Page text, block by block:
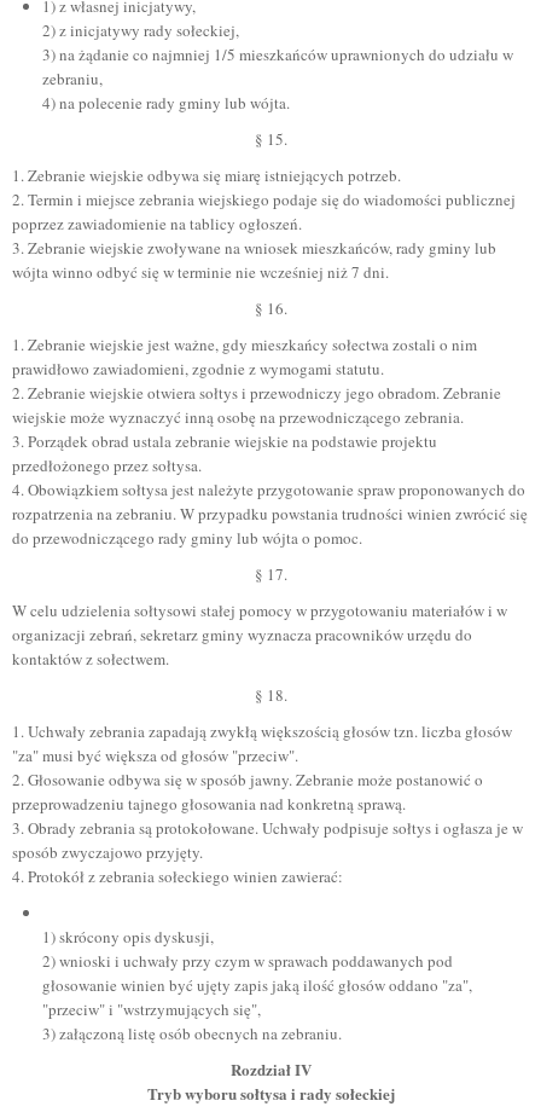
1) z własnej inicjatywy,
2) z inicjatywy rady sołeckiej,
3) na żądanie co najmniej 1/5 mieszkańców uprawnionych do udziału w
zebraniu,
4) na polecenie rady gminy lub wójta.
§ 15.
1. Zebranie wiejskie odbywa się miarę istniejących potrzeb.
2. Termin i miejsce zebrania wiejskiego podaje się do wiadomości publicznej
poprzez zawiadomienie na tablicy ogłoszeń.
3. Zebranie wiejskie zwoływane na wniosek mieszkańców, rady gminy lub
wójta winno odbyć się w terminie nie wcześniej niż 7 dni.
§ 16.
1. Zebranie wiejskie jest ważne, gdy mieszkańcy sołectwa zostali o nim
prawidłowo zawiadomieni, zgodnie z wymogami statutu.
2. Zebranie wiejskie otwiera sołtys i przewodniczy jego obradom. Zebranie
wiejskie może wyznaczyć inną osobę na przewodniczącego zebrania.
3. Porządek obrad ustala zebranie wiejskie na podstawie projektu
przedłożonego przez sołtysa.
4. Obowiązkiem sołtysa jest należyte przygotowanie spraw proponowanych do
rozpatrzenia na zebraniu. W przypadku powstania trudności winien zwrócić się
do przewodniczącego rady gminy lub wójta o pomoc.
§ 17.
W celu udzielenia sołtysowi stałej pomocy w przygotowaniu materiałów i w
organizacji zebrań, sekretarz gminy wyznacza pracowników urzędu do
kontaktów z sołectwem.
§ 18.
1. Uchwały zebrania zapadają zwykłą większością głosów tzn. liczba głosów
"za" musi być większa od głosów "przeciw".
2. Głosowanie odbywa się w sposób jawny. Zebranie może postanowić o
przeprowadzeniu tajnego głosowania nad konkretną sprawą.
3. Obrady zebrania są protokołowane. Uchwały podpisuje sołtys i ogłasza je w
sposób zwyczajowo przyjęty.
4. Protokół z zebrania sołeckiego winien zawierać:
1) skrócony opis dyskusji,
2) wnioski i uchwały przy czym w sprawach poddawanych pod
głosowanie winien być ujęty zapis jaką ilość głosów oddano "za",
"przeciw" i "wstrzymujących się",
3) załączoną listę osób obecnych na zebraniu.
Rozdział IV
Tryb wyboru sołtysa i rady sołeckiej